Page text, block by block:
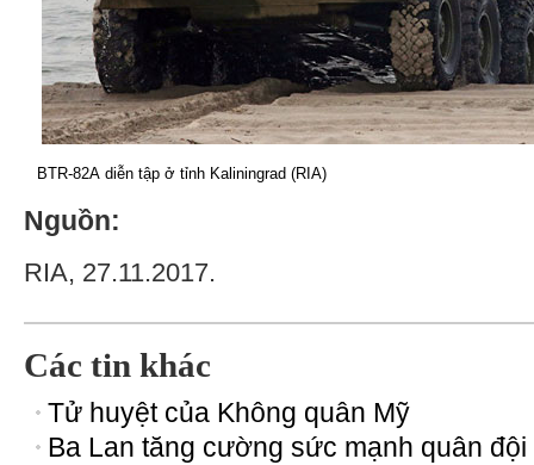
BTR-82А diễn tập ở tỉnh Kaliningrad (RIA)
Nguồn:
RIA, 27.11.2017.
Các tin khác
Tử huyệt của Không quân Mỹ
Ba Lan tăng cường sức mạnh quân đội